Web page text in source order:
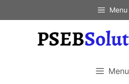
to
Menu
Menu